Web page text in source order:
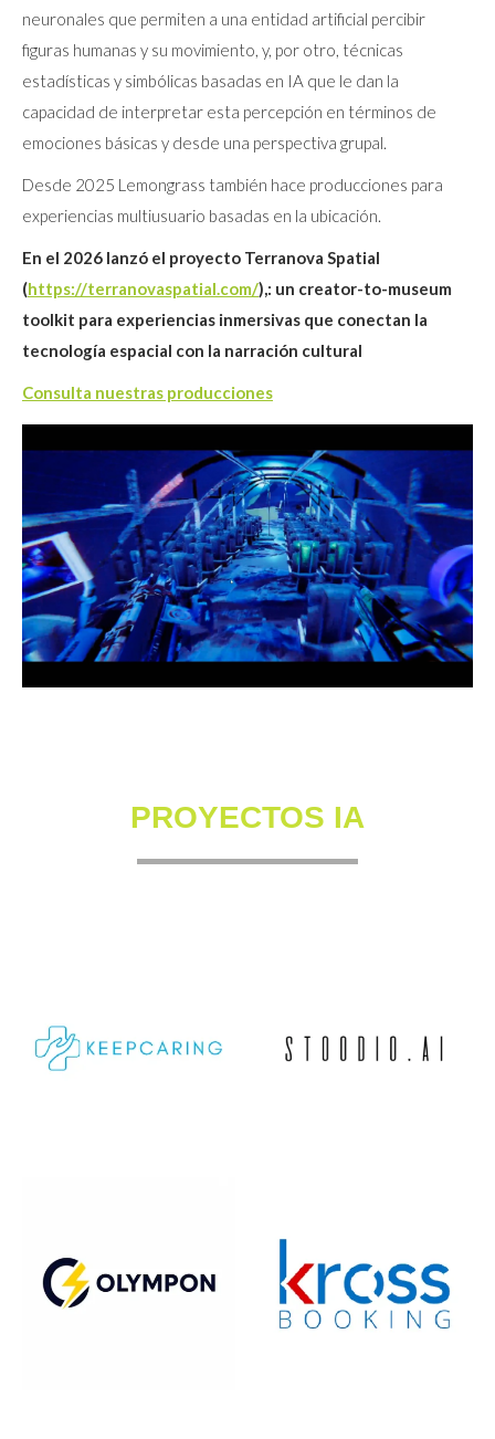
neuronales que permiten a una entidad artificial percibir
figuras humanas y su movimiento, y, por otro, técnicas
estadísticas y simbólicas basadas en IA que le dan la
capacidad de interpretar esta percepción en términos de
emociones básicas y desde una perspectiva grupal.
Desde 2025 Lemongrass también hace producciones para
experiencias multiusuario basadas en la ubicación.
En el 2026 lanzó el proyecto Terranova Spatial
(https://terranovaspatial.com/),: un creator-to-museum
toolkit para experiencias inmersivas que conectan la
tecnología espacial con la narración cultural
Consulta nuestras producciones
PROYECTOS IA